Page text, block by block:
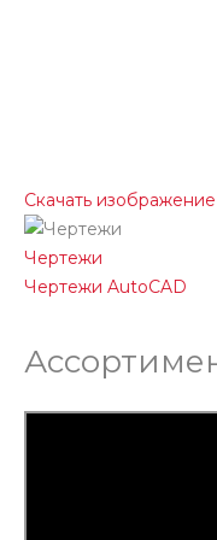
Скачать изображение
Чертежи
Чертежи AutoCAD